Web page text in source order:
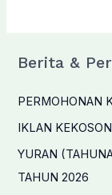
Berita &
PERMOHONAN
IKLAN
YURAN
TAHUN 2026